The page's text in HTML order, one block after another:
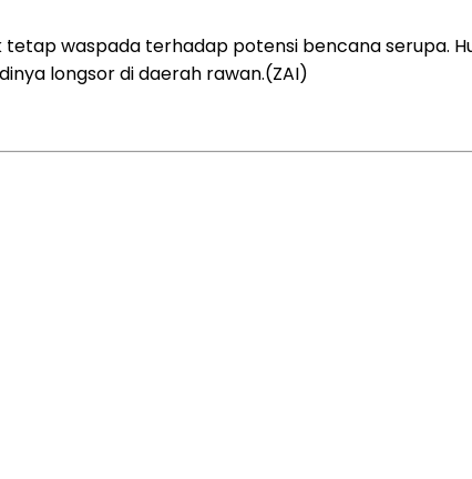
waspada terhadap potensi bencana serupa.
longsor di daerah rawan.(ZAI)